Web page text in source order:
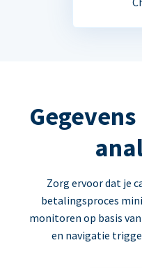
Zorg ervoor dat je
betalingsproces
monitoren op basis
en navigatie